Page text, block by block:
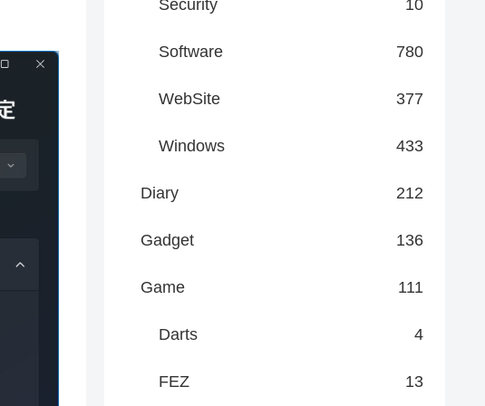
Security 10
Software 780
WebSite 377
Windows 433
Diary 212
Gadget 136
Game 111
Darts 4
FEZ 13